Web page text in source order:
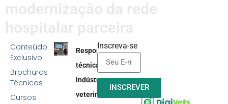
Conteúdo
Exclusivo
Brochuras
Técnicas
Cursos
Responsabilidade
técnica na
indústria
veterinária:
Inscreva-se
INSCREVER